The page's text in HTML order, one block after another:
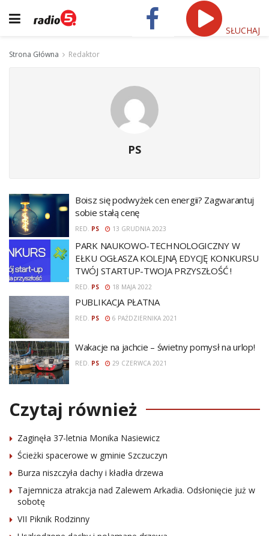
SŁUCHAJ
Strona Główna Redaktor
PS
Boisz się podwyżek cen energii? Zagwarantuj
sobie stałą cenę
RED. PS 13 GRUDNIA 2023
PARK NAUKOWO-TECHNOLOGICZNY W
EŁKU OGŁASZA KOLEJNĄ EDYCJĘ KONKURSU
TWÓJ STARTUP-TWOJA PRZYSZŁOŚĆ !
RED. PS 18 MAJA 2022
PUBLIKACJA PŁATNA
RED. PS 6 PAŹDZIERNIKA 2021
Wakacje na jachcie – świetny pomysł na urlop!
RED. PS 29 CZERWCA 2021
Czytaj również
Zaginęła 37-letnia Monika Nasiewicz
Ścieżki spacerowe w gminie Szczuczyn
Burza niszczyła dachy i kładła drzewa
Tajemnicza atrakcja nad Zalewem Arkadia. Odsłonięcie już w
sobotę
VII Piknik Rodzinny